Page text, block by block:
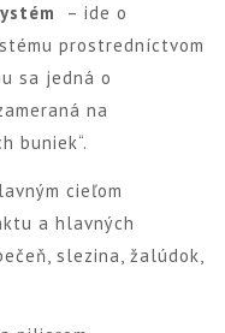
– ide o
prostredníctvom
sa jedná o
na
buniek“.
cieľom
a hlavných
slezina, žalúdok,